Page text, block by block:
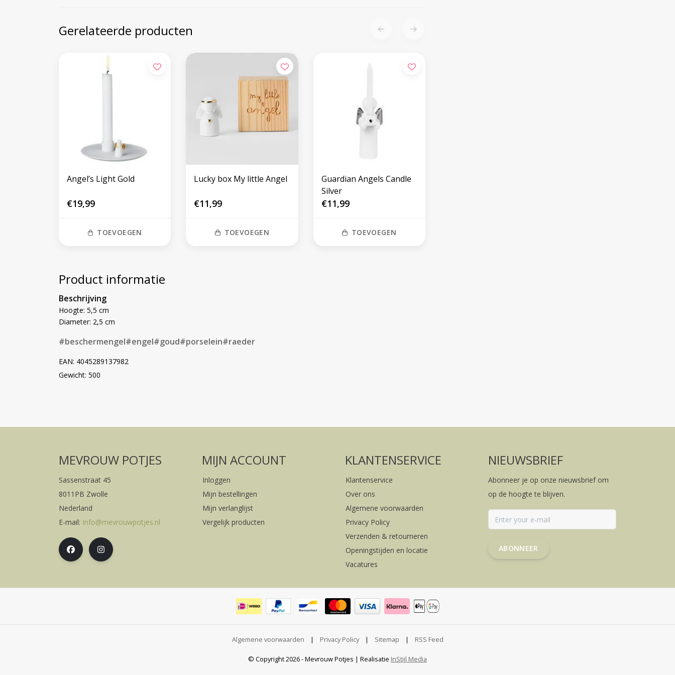
Gerelateerde producten
Angel’s Light Gold
€19,99
TOEVOEGEN
Lucky box My little Angel
€11,99
TOEVOEGEN
Guardian Angels Candle
Silver
€11,99
TOEVOEGEN
Product informatie
Beschrijving
Hoogte: 5,5 cm
Diameter: 2,5 cm
#beschermengel#engel#goud#porselein#raeder
EAN: 4045289137982
Gewicht: 500
MEVROUW POTJES
Sassenstraat 45
8011PB Zwolle
Nederland
E-mail: Info@mevrouwpotjes.nl
MIJN ACCOUNT
Inloggen
Mijn bestellingen
Mijn verlanglijst
Vergelijk producten
KLANTENSERVICE
Klantenservice
Over ons
Algemene voorwaarden
Privacy Policy
Verzenden & retourneren
Openingstijden en locatie
Vacatures
NIEUWSBRIEF
Abonneer je op onze nieuwsbrief om
op de hoogte te blijven.
ABONNEER
Algemene voorwaarden | Privacy Policy | Sitemap | RSS Feed
© Copyright 2026 - Mevrouw Potjes | Realisatie InStijl Media